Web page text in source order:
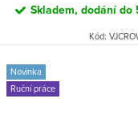
Skladem, dodání do
Kód:
Novinka
Ruční práce